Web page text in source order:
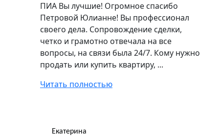
ПИА Вы лучшие! Огромное спасибо
Петровой Юлианне! Вы профессионал
своего дела. Сопровождение сделки,
четко и грамотно отвечала на все
вопросы, на связи была 24/7. Кому нужно
продать или купить квартиру, ...
Читать полностью
Екатерина